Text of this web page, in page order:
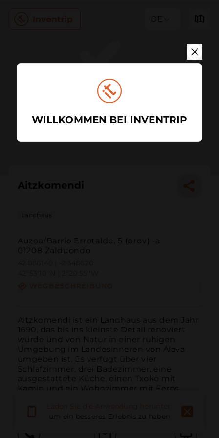
DE
Aitzkomendi
Landhaus
Auzoa/Barrio Errotalde, 5 (prov) -a
01208 Zalduondo
Aitzkomendi ist ein Landhaus aus dem Jahr
1690, das bis ins kleinste Detail renoviert
wurde und von Natur in einer ruhigen
Umgebung im Landesinneren von Álava
umgeben ist. Es verfügt über vier
Schlafzimmer, drei Badezimmer, eine
ausgestattete Küche, einen Txoko mit
Kamin und ein Wohnzimmer mit Ferns...
um ein besseres Erlebnis zu haben
WILLKOMMEN BEI INVENTRIP